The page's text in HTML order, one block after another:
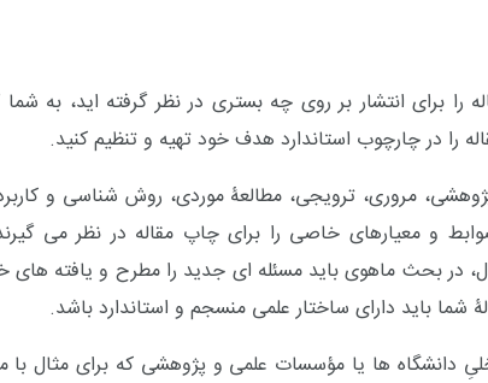
را برای انتشار بر روی چه بستری در نظر گرفته اید، به
را در چارچوب استاندارد هدف خود تهیه و تنظیم کنید.
مروری، ترویجی، مطالعۀ موردی، روش شناسی و
و معیارهای خاصی را برای چاپ مقاله در نظر می گیرند
در بحث ماهوی باید مسئله ای جدید را مطرح و یافته های
باید دارای ساختار علمی منسجم و استاندارد باشد.
دانشگاه ها یا مؤسسات علمی و پژوهشی که برای مثال